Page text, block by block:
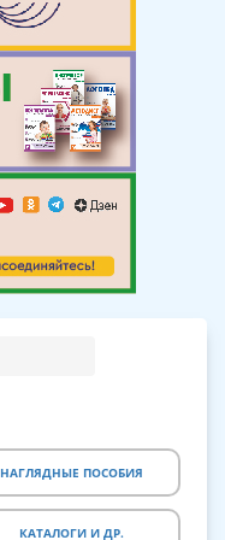
НАГЛЯДНЫЕ ПОСОБИЯ
КАТАЛОГИ И ДР.